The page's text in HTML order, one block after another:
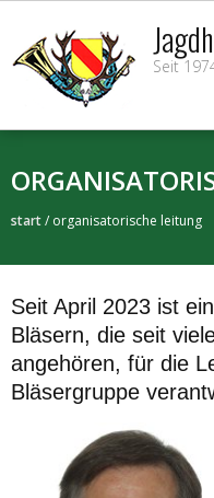
content
Seit
start/ organisatorische leitung
Seit April 2023 ist
Bläsern, die seit
angehören, für die
Bläsergruppe